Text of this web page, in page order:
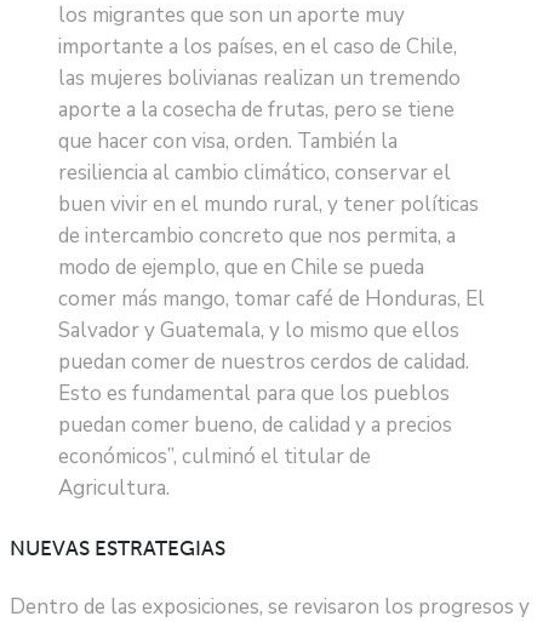
los migrantes que son un aporte muy
importante a los países, en el caso de Chile,
las mujeres bolivianas realizan un tremendo
aporte a la cosecha de frutas, pero se tiene
que hacer con visa, orden. También la
resiliencia al cambio climático, conservar el
buen vivir en el mundo rural, y tener políticas
de intercambio concreto que nos permita, a
modo de ejemplo, que en Chile se pueda
comer más mango, tomar café de Honduras, El
Salvador y Guatemala, y lo mismo que ellos
puedan comer de nuestros cerdos de calidad.
Esto es fundamental para que los pueblos
puedan comer bueno, de calidad y a precios
económicos”, culminó el titular de
Agricultura.
NUEVAS ESTRATEGIAS
Dentro de las exposiciones, se revisaron los progresos y